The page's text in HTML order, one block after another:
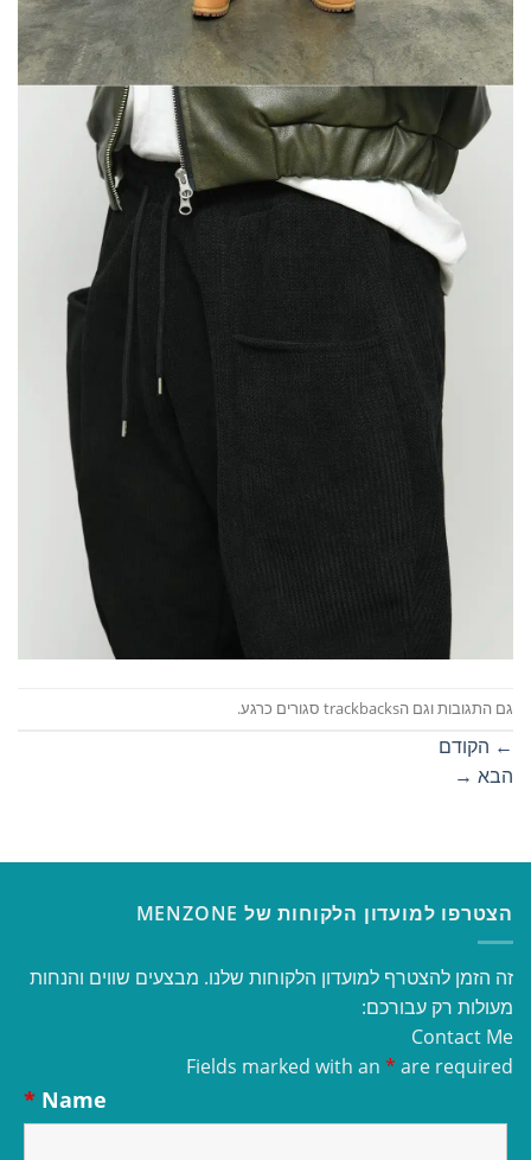
גם התגובות וגם הtrackbacks סגורים כרגע.
← הקודם
הבא →
הצטרפו למועדון הלקוחות של MENZONE
זה הזמן להצטרף למועדון הלקוחות שלנו. מבצעים שווים והנחות
מעולות רק עבורכם:
Contact Me
Fields marked with an * are required
Name
*